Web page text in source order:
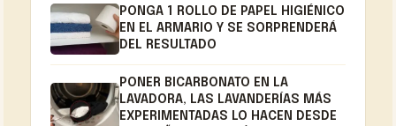
PONGA 1 ROLLO DE PAPEL HIGIÉNICO
EN EL ARMARIO Y SE SORPRENDERÁ
DEL RESULTADO
PONER BICARBONATO EN LA
LAVADORA, LAS LAVANDERÍAS MÁS
EXPERIMENTADAS LO HACEN DESDE